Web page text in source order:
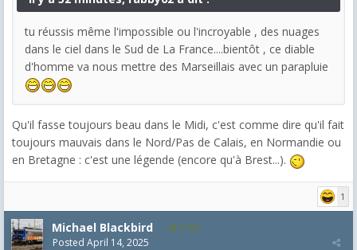
tu réussis même l'impossible ou l'incroyable , des nuages
dans le ciel dans le Sud de La France....bientôt , ce diable
d'homme va nous mettre des Marseillais avec un parapluie
Qu'il fasse toujours beau dans le Midi, c'est comme dire qu'il fait
toujours mauvais dans le Nord/Pas de Calais, en Normandie ou
en Bretagne : c'est une légende (encore qu'à Brest...).
1
Michael Blackbird 5,718
Posted April 14, 2025